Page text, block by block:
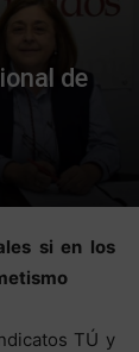
de
si en los
TÚ y